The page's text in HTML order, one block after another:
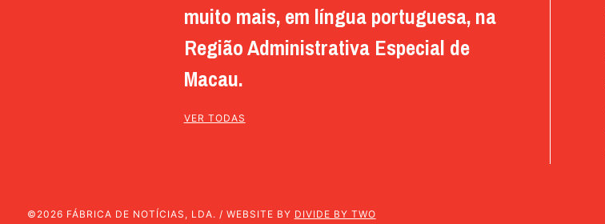
muito mais, em língua portuguesa, na
Região Administrativa Especial de
Macau.
VER TODAS
©2026 FÁBRICA DE NOTÍCIAS, LDA. / WEBSITE BY DIVIDE BY TWO